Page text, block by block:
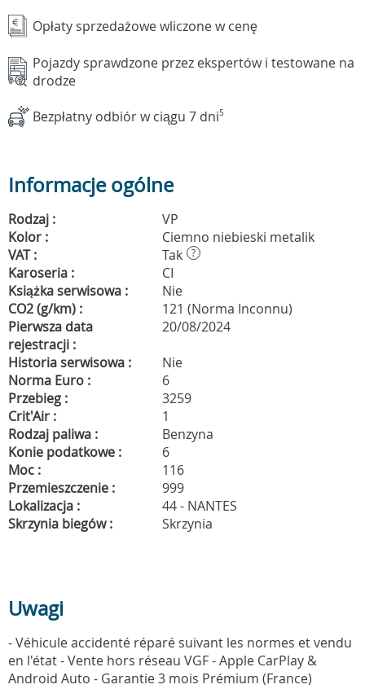
Opłaty sprzedażowe wliczone w cenę
Pojazdy sprawdzone przez ekspertów i testowane na
drodze
Bezpłatny odbiór w ciągu 7 dni5
Informacje ogólne
Rodzaj :
VP
Kolor :
Ciemno niebieski metalik
VAT :
Tak ?
Karoseria :
CI
Książka serwisowa :
Nie
CO2 (g/km) :
121 (Norma Inconnu)
Pierwsza data
rejestracji :
20/08/2024
Historia serwisowa :
Nie
Norma Euro :
6
Przebieg :
3259
Crit'Air :
1
Rodzaj paliwa :
Benzyna
Konie podatkowe :
6
Moc :
116
Przemieszczenie :
999
Lokalizacja :
44 - NANTES
Skrzynia biegów :
Skrzynia
Uwagi
- Véhicule accidenté réparé suivant les normes et vendu
en l'état - Vente hors réseau VGF - Apple CarPlay &
Android Auto - Garantie 3 mois Prémium (France)